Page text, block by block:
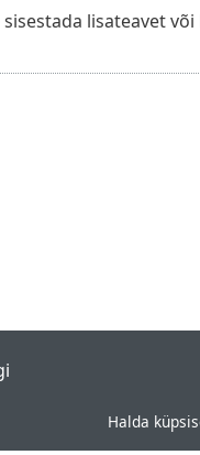
lisateavet
Halda